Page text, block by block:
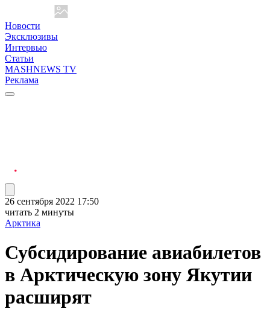
Новости
Эксклюзивы
Интервью
Статьи
MASHNEWS TV
Реклама
26 сентября 2022 17:50
читать 2 минуты
Арктика
Субсидирование авиабилетов
в Арктическую зону Якутии
расширят